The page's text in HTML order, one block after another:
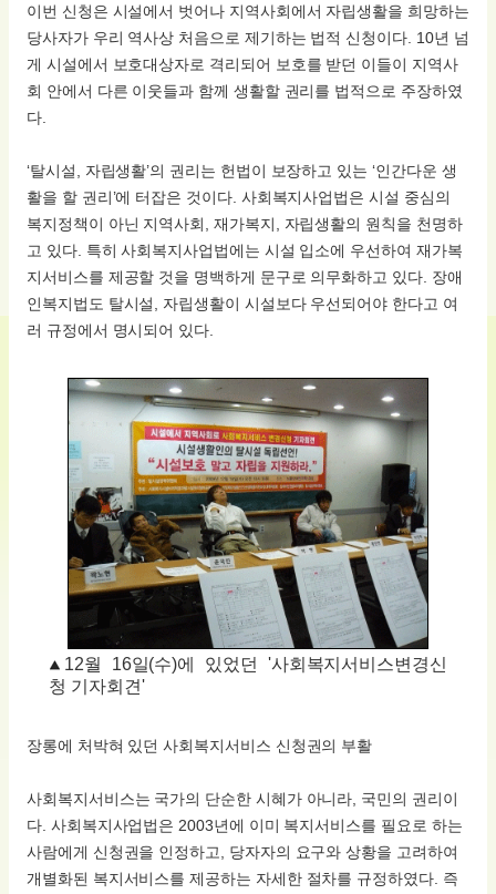
이번 신청은 시설에서 벗어나 지역사회에서 자립생활을 희망하는
당사자가 우리 역사상 처음으로 제기하는 법적 신청이다. 10년 넘
게 시설에서 보호대상자로 격리되어 보호를 받던 이들이 지역사
회 안에서 다른 이웃들과 함께 생활할 권리를 법적으로 주장하였
다.
‘탈시설, 자립생활’의 권리는 헌법이 보장하고 있는 ‘인간다운 생
활을 할 권리’에 터잡은 것이다. 사회복지사업법은 시설 중심의
복지정책이 아닌 지역사회, 재가복지, 자립생활의 원칙을 천명하
고 있다. 특히 사회복지사업법에는 시설 입소에 우선하여 재가복
지서비스를 제공할 것을 명백하게 문구로 의무화하고 있다. 장애
인복지법도 탈시설, 자립생활이 시설보다 우선되어야 한다고 여
러 규정에서 명시되어 있다.
12월 16일(수)에 있었던 '사회복지서비스변경신
청 기자회견'
장롱에 처박혀 있던 사회복지서비스 신청권의 부활
사회복지서비스는 국가의 단순한 시혜가 아니라, 국민의 권리이
다. 사회복지사업법은 2003년에 이미 복지서비스를 필요로 하는
사람에게 신청권을 인정하고, 당자자의 요구와 상황을 고려하여
개별화된 복지서비스를 제공하는 자세한 절차를 규정하였다. 즉